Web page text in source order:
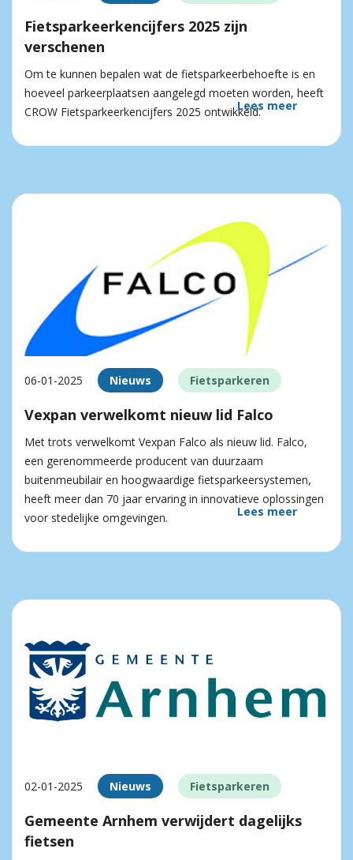
Fietsparkeerkencijfers 2025 zijn
verschenen
Om te kunnen bepalen wat de fietsparkeerbehoefte is en
hoeveel parkeerplaatsen aangelegd moeten worden, heeft
CROW Fietsparkeerkencijfers 2025 ontwikkeld.Lees meer
06-01-2025 Nieuws Fietsparkeren
Vexpan verwelkomt nieuw lid Falco
Met trots verwelkomt Vexpan Falco als nieuw lid. Falco,
een gerenommeerde producent van duurzaam
buitenmeubilair en hoogwaardige fietsparkeersystemen,
heeft meer dan 70 jaar ervaring in innovatieve oplossingen
voor stedelijke omgevingen.
Lees meer
02-01-2025 Nieuws Fietsparkeren
Gemeente Arnhem verwijdert dagelijks
fietsen